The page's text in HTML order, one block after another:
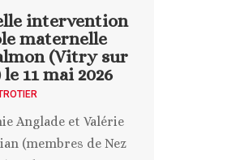
intervention
maternelle
(Vitry sur
le 11 mai 2026
Anglade et Valérie
(membres de Nez